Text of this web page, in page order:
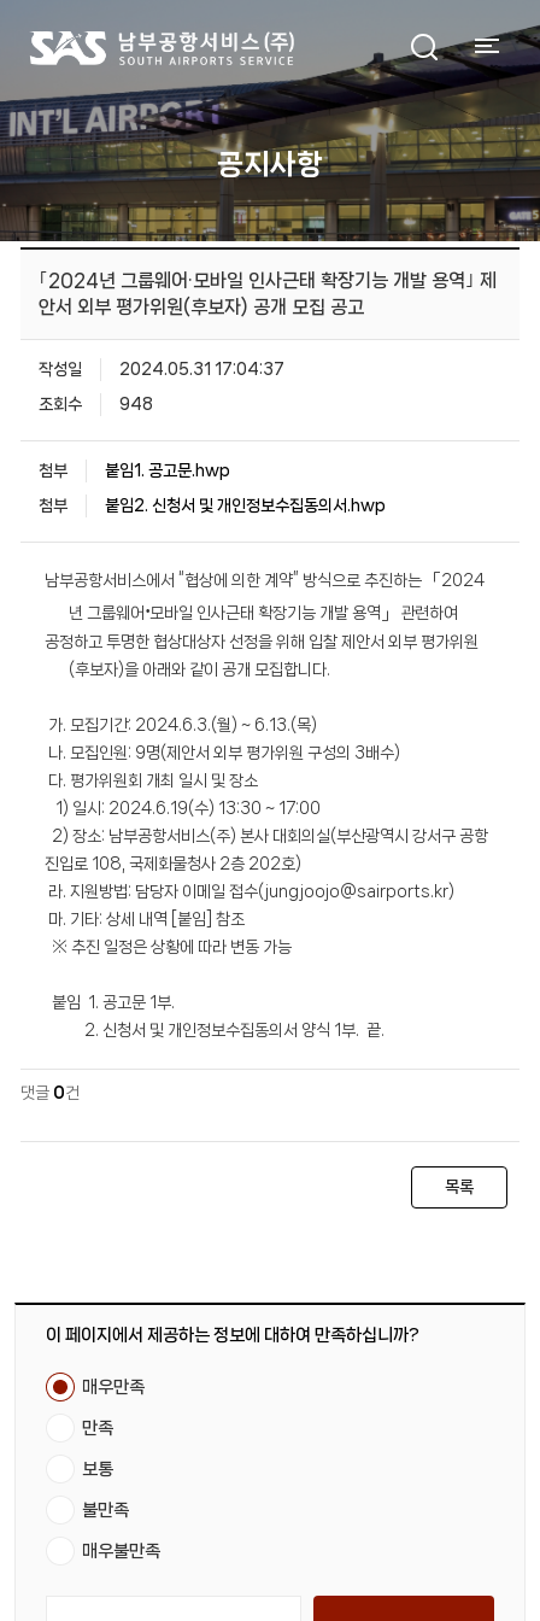
공지사항
｢2024년 그룹웨어·모바일 인사근태 확장기능 개발 용역｣ 제
안서 외부 평가위원(후보자) 공개 모집 공고
작성일 2024.05.31 17:04:37
조회수 948
첨부 붙임1. 공고문.hwp
첨부 붙임2. 신청서 및 개인정보수집동의서.hwp
남부공항서비스에서 “협상에 의한 계약” 방식으로 추진하는 「2024
년 그룹웨어 ·모바일 인사근태 확장기능 개발 용역」 관련하여
공정하고 투명한 협상대상자 선정을 위해 입찰 제안서 외부 평가위원
(후보자)을 아래와 같이 공개 모집합니다.
가. 모집기간: 2024.6.3.(월) ~ 6.13.(목)
나. 모집인원: 9명(제안서 외부 평가위원 구성의 3배수)
다. 평가위원회 개최 일시 및 장소
1) 일시: 2024.6.19(수) 13:30 ~ 17:00
2) 장소: 남부공항서비스(주) 본사 대회의실(부산광역시 강서구 공항
진입로 108, 국제화물청사 2층 202호)
라. 지원방법: 담당자 이메일 접수(jungjoojo@sairports.kr)
마. 기타: 상세 내역 [붙임] 참조
※ 추진 일정은 상황에 따라 변동 가능
붙임 1. 공고문 1부.
2. 신청서 및 개인정보수집동의서 양식 1부. 끝.
댓글 0건
목록
이 페이지에서 제공하는 정보에 대하여 만족하십니까?
매우만족
만족
보통
불만족
매우불만족